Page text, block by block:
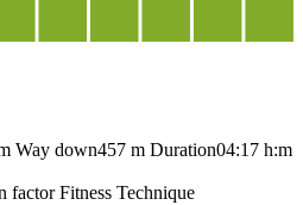
Way down457 m Duration04:17 h:m
factor Fitness Technique